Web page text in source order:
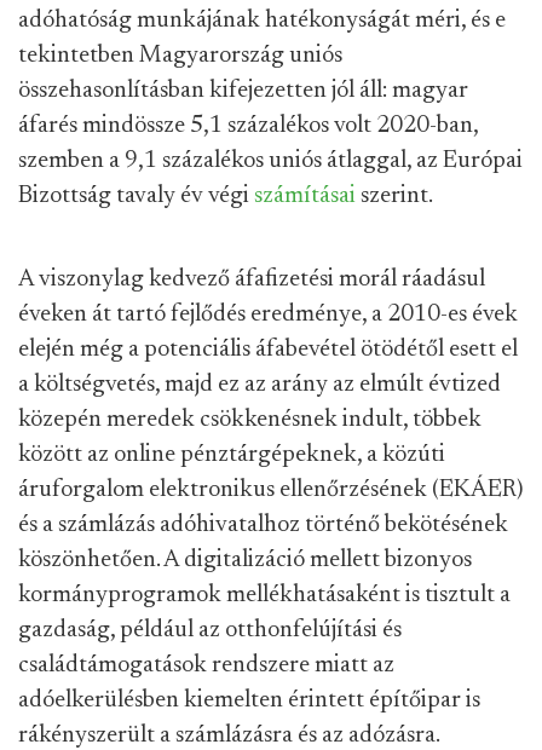
adóhatóság munkájának hatékonyságát méri, és e
tekintetben Magyarország uniós
összehasonlításban kifejezetten jól áll: magyar
áfarés mindössze 5,1 százalékos volt 2020-ban,
szemben a 9,1 százalékos uniós átlaggal, az Európai
Bizottság tavaly év végi számításai szerint.
A viszonylag kedvező áfafizetési morál ráadásul
éveken át tartó fejlődés eredménye, a 2010-es évek
elején még a potenciális áfabevétel ötödétől esett el
a költségvetés, majd ez az arány az elmúlt évtized
közepén meredek csökkenésnek indult, többek
között az online pénztárgépeknek, a közúti
áruforgalom elektronikus ellenőrzésének (EKÁER)
és a számlázás adóhivatalhoz történő bekötésének
köszönhetően. A digitalizáció mellett bizonyos
kormányprogramok mellékhatásaként is tisztult a
gazdaság, például az otthonfelújítási és
családtámogatások rendszere miatt az
adóelkerülésben kiemelten érintett építőipar is
rákényszerült a számlázásra és az adózásra.